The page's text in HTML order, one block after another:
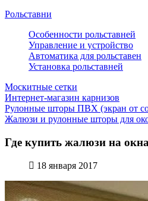
Рольставни
Особенности рольставней
Управление и устройство
Автоматика для рольставен
Установка рольставней
Москитные сетки
Интернет-магазин карнизов
Рулонные шторы ПВХ (экран от
Жалюзи и рулонные шторы для
Где купить жалюзи на
18 января 2017